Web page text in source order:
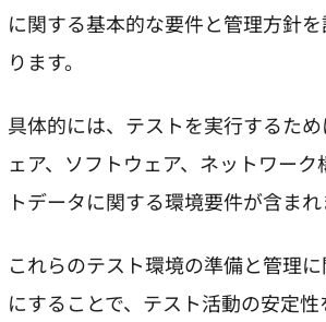
に関する基本的な要件と管理方針
ります。
具体的には、テストを実行するた
ェア、ソフトウェア、ネットワー
トデータに関する環境要件が含まれ
これらのテスト環境の準備と管理
にすることで、テスト活動の安定性